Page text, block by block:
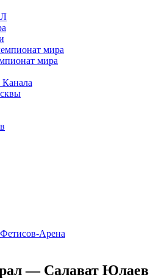
мира
мира
Фетисов-Арена
— Салават Юлаев